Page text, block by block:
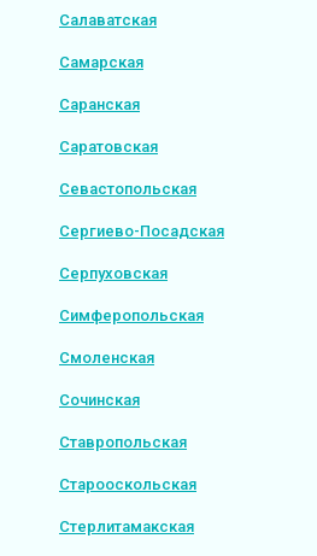
Салаватская
Самарская
Саранская
Саратовская
Севастопольская
Сергиево-Посадская
Серпуховская
Симферопольская
Смоленская
Сочинская
Ставропольская
Старооскольская
Стерлитамакская